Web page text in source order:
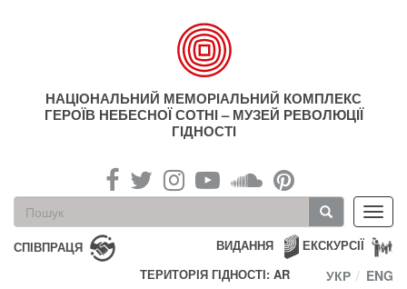
НАЦІОНАЛЬНИЙ МЕМОРІАЛЬНИЙ КОМПЛЕКС
ГЕРОЇВ НЕБЕСНОЇ СОТНІ – МУЗЕЙ РЕВОЛЮЦІЇ
ГІДНОСТІ
Пошукова
форма
Пошук
СПІВПРАЦЯ ЕКСКУРСІЇ
ВИДАННЯ
ТЕРИТОРІЯ ГІДНОСТІ: AR
УКР ENG